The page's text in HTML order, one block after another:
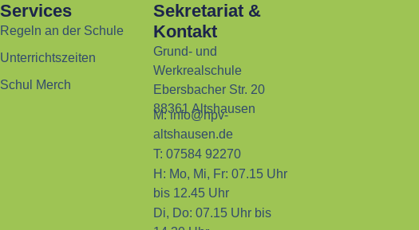
Services
Regeln an der Schule
Unterrichtszeiten
Schul Merch
Sekretariat &
Kontakt
Grund- und
Werkrealschule
Ebersbacher Str. 20
88361 Altshausen
M:info@hpv-
altshausen.de
T: 07584 92270
H: Mo, Mi, Fr: 07.15 Uhr
bis 12.45 Uhr
Di, Do: 07.15 Uhr bis